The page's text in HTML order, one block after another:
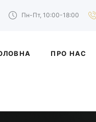
Пн-Пт, 10:00-18:00
ПРО НАС